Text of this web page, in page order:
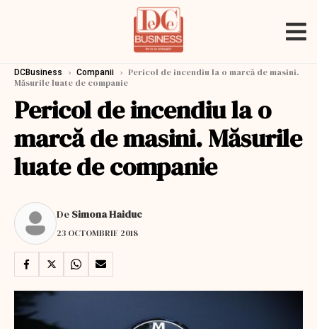
DCBusiness › Companii › Pericol de incendiu la o marcă de masini.
Măsurile luate de companie
Pericol de incendiu la o
marcă de masini. Măsurile
luate de companie
De Simona Haiduc
23 OCTOMBRIE 2018